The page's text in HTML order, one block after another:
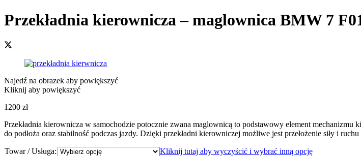
Przekładnia kierownicza – maglownica BMW 7
Najedź na obrazek aby powiększyć
Kliknij aby powiększyć
1200 zł
Przekładnia kierownicza w samochodzie potocznie zwana maglownicą to podstawowy element
do podłoża oraz stabilność podczas jazdy. Dzięki przekładni kierowniczej możliwe jest przełożenie siły i
Towar / Usługa:
Kliknij tutaj aby wyczyścić i wybrać inną opcję